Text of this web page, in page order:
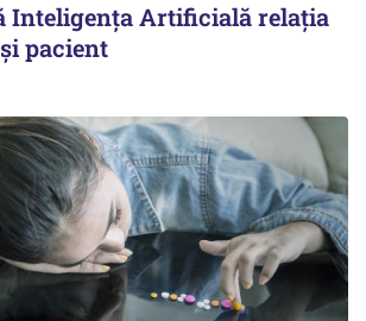
Inteligența Artificială relația
pacient